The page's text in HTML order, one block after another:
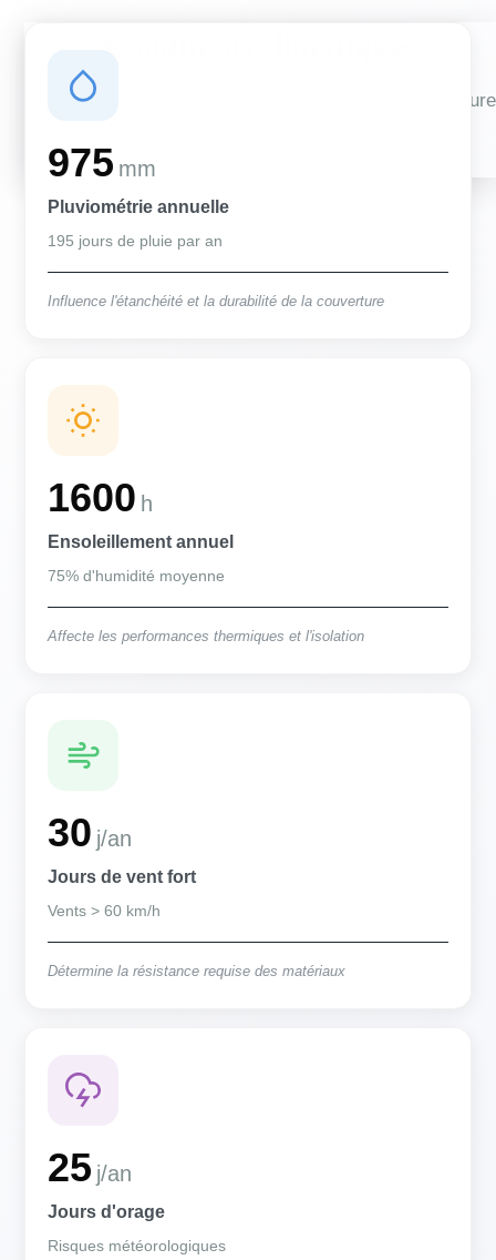
Des conditions qui influencent vos travaux de couverture
975 mm
Pluviométrie annuelle
195 jours de pluie par an
Influence l'étanchéité et la durabilité de la couverture
1600 h
Ensoleillement annuel
75% d'humidité moyenne
Affecte les performances thermiques et l'isolation
30 j/an
Jours de vent fort
Vents > 60 km/h
Détermine la résistance requise des matériaux
25 j/an
Jours d'orage
Risques météorologiques